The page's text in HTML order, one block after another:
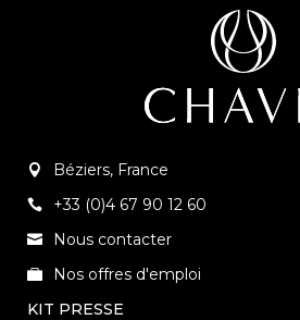
Béziers, France
+33 (0)4 67 90 12 60
Nous contacter
Nos offres d'emploi
KIT PRESSE